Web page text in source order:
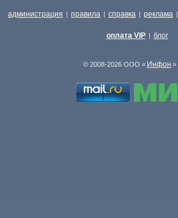
администрация | правила | справка | реклама |
оплата VIP | блог
© 2008-2026 ООО « Инфон »